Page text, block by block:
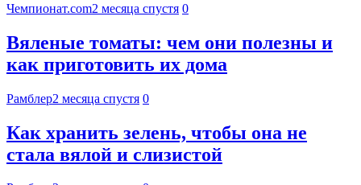
Чемпионат.com2 месяца спустя 0
Вяленые томаты: чем они полезны и
как приготовить их дома
Рамблер2 месяца спустя 0
Как хранить зелень, чтобы она не
стала вялой и слизистой